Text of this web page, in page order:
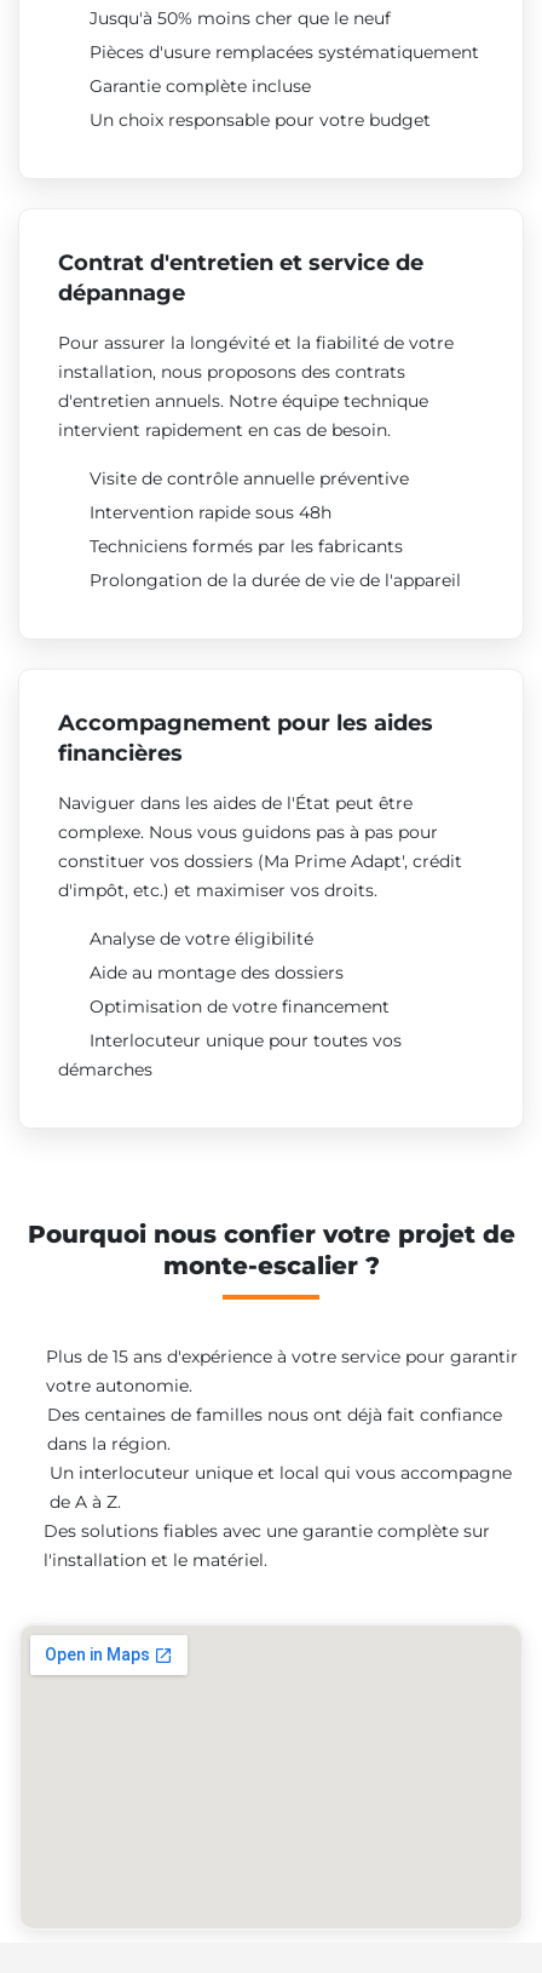
Jusqu'à 50% moins cher que le neuf
Pièces d'usure remplacées systématiquement
Garantie complète incluse
Un choix responsable pour votre budget
Contrat d'entretien et service de
dépannage
Pour assurer la longévité et la fiabilité de votre
installation, nous proposons des contrats
d'entretien annuels. Notre équipe technique
intervient rapidement en cas de besoin.
Visite de contrôle annuelle préventive
Intervention rapide sous 48h
Techniciens formés par les fabricants
Prolongation de la durée de vie de l'appareil
Accompagnement pour les aides
financières
Naviguer dans les aides de l'État peut être
complexe. Nous vous guidons pas à pas pour
constituer vos dossiers (Ma Prime Adapt', crédit
d'impôt, etc.) et maximiser vos droits.
Analyse de votre éligibilité
Aide au montage des dossiers
Optimisation de votre financement
Interlocuteur unique pour toutes vos
démarches
Pourquoi nous confier votre projet de
monte-escalier ?
Plus de 15 ans d'expérience à votre service pour garantir
votre autonomie.
Des centaines de familles nous ont déjà fait confiance
dans la région.
Un interlocuteur unique et local qui vous accompagne
de A à Z.
Des solutions fiables avec une garantie complète sur
l'installation et le matériel.